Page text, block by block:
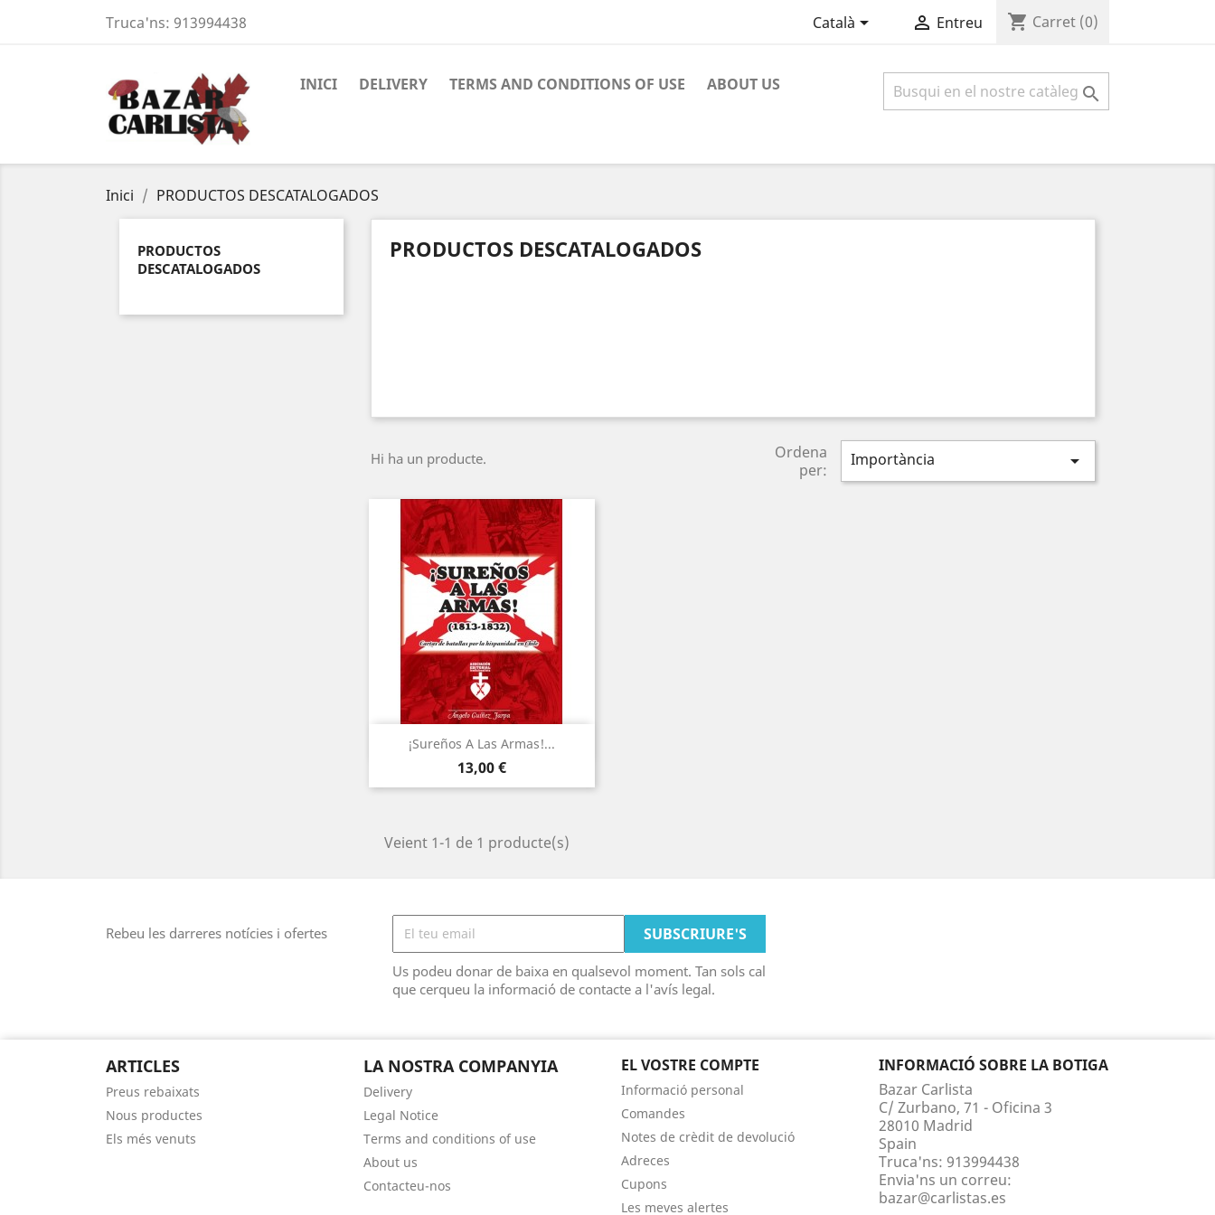
Truca'ns: 913994438 Català  Entreu shopping_cart Carret (0)
INICI DELIVERY TERMS AND CONDITIONS OF USE ABOUT US 
Inici PRODUCTOS DESCATALOGADOS
PRODUCTOS
DESCATALOGADOS
PRODUCTOS DESCATALOGADOS
Hi ha un producte.
Ordena
per:
Importància 
¡Sureños A Las Armas!...
Preu
13,00 €
Vista ràpida
Veient 1-1 de 1 producte(s)
Rebeu les darreres notícies i ofertes
Us podeu donar de baixa en qualsevol moment. Tan sols cal
que cerqueu la informació de contacte a l'avís legal.
ARTICLES
Preus rebaixats
Nous productes
Els més venuts
LA NOSTRA COMPANYIA
Delivery
Legal Notice
Terms and conditions of use
About us
Contacteu-nos
EL VOSTRE COMPTE
Informació personal
Comandes
Notes de crèdit de devolució
Adreces
Cupons
Les meves alertes
INFORMACIÓ SOBRE LA BOTIGA
Bazar Carlista
C/ Zurbano, 71 - Oficina 3
28010 Madrid
Spain
Truca'ns: 913994438
Envia'ns un correu:
bazar@carlistas.es